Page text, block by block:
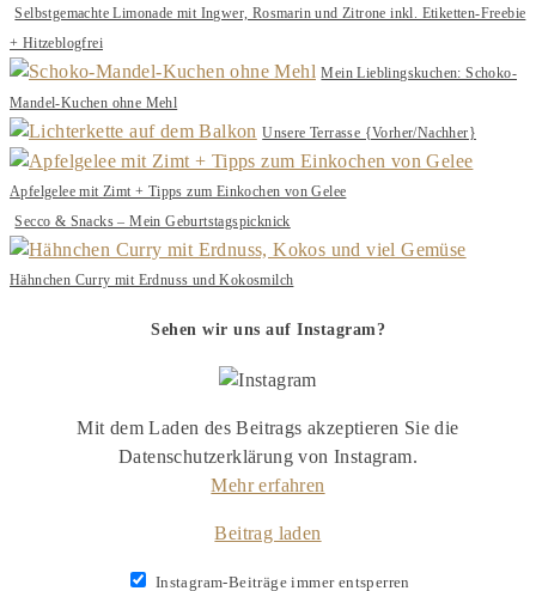
Selbstgemachte Limonade mit Ingwer, Rosmarin und Zitrone inkl. Etiketten-Freebie
+ Hitzeblogfrei
Mein Lieblingskuchen: Schoko-
Mandel-Kuchen ohne Mehl
Unsere Terrasse {Vorher/Nachher}
Apfelgelee mit Zimt + Tipps zum Einkochen von Gelee
Secco & Snacks – Mein Geburtstagspicknick
Hähnchen Curry mit Erdnuss und Kokosmilch
Sehen wir uns auf Instagram?
Mit dem Laden des Beitrags akzeptieren Sie die
Datenschutzerklärung von Instagram.
Mehr erfahren
Beitrag laden
Instagram-Beiträge immer entsperren